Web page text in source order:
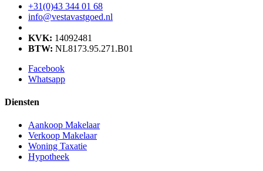
+31(0)43 344 01 68
info@vestavastgoed.nl
KVK: 14092481
BTW: NL8173.95.271.B01
Facebook
Whatsapp
Diensten
Aankoop Makelaar
Verkoop Makelaar
Woning Taxatie
Hypotheek